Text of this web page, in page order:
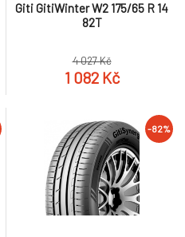
Giti GitiWinter W2 175/65 R 14
82T
4 027 Kč
1 082 Kč
-82%